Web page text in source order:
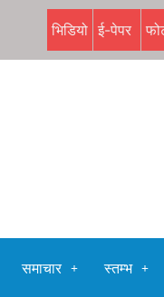
भिडियो ई-पेपर
समाचार स्तम्भ